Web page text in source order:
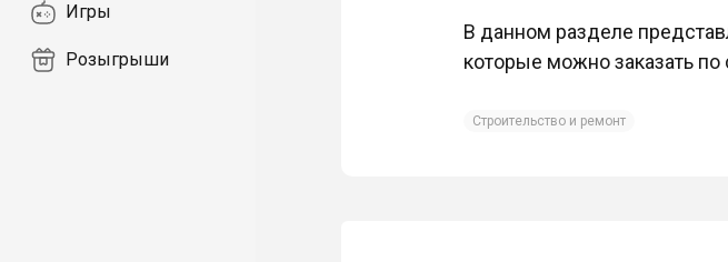
Игры
Розыгрыши
В данном разделе
которые можно заказать
Строительство и ремонт